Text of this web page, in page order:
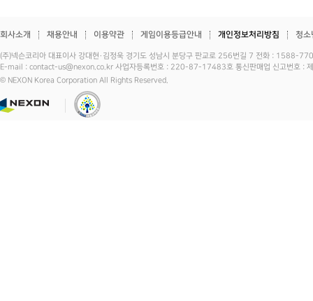
회사소개 채용안내 이용약관 게임이용등급안내 개인정보처리방침 청소
(주)넥슨코리아 대표이사 강대현·김정욱 경기도 성남시 분당구 판교로 256번길 7 전화 :
E-mail : contact-us@nexon.co.kr 사업자등록번호 : 220-87-17483호 통신판매업 신고번호 :
© NEXON Korea Corporation All Rights Reserved.